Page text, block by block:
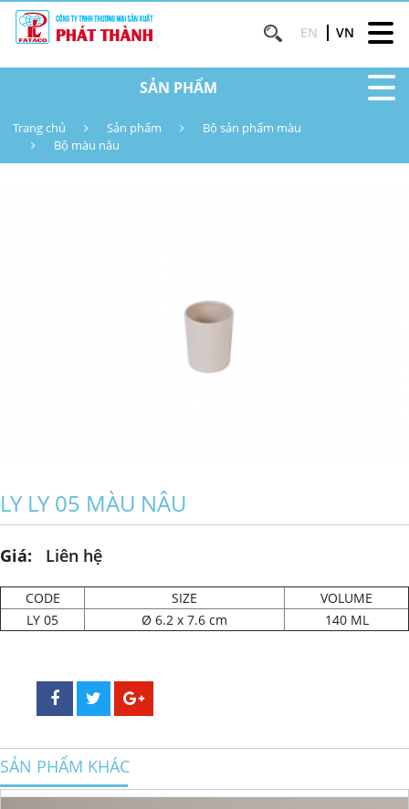
EN VN
SẢN PHẨM
Trang chủ Sản phẩm
Bộ sản phẩm màu
Bộ màu nâu
LY LY 05 MÀU NÂU
Giá: Liên hệ
CODE SIZE
VOLUME
LY 05
Ø 6.2 x 7.6 cm 140 ML
SẢN PHẨM KHÁC